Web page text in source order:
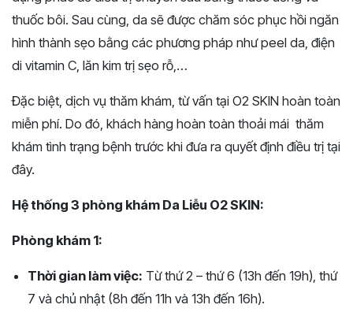
thuốc bôi. Sau cùng, da sẽ được chăm sóc phục hồi ngăn
hình thành sẹo bằng các phương pháp như peel da, điện
di vitamin C, lăn kim trị sẹo rỗ,…
Đặc biệt, dịch vụ thăm khám, từ vấn tại O2 SKIN hoàn toàn
miễn phí. Do đó, khách hàng hoàn toàn thoải mái thăm
khám tình trạng bệnh trước khi đưa ra quyết định điều trị tại
đây.
Hệ thống 3 phòng khám Da Liễu O2 SKIN:
Phòng khám 1:
Thời gian làm việc: Từ thứ 2 – thứ 6 (13h đến 19h), thứ
7 và chủ nhật (8h đến 11h và 13h đến 16h).